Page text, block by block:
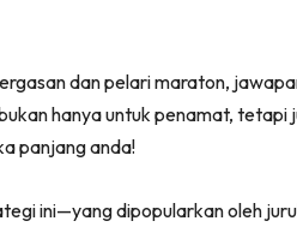
dan pelari maraton,
hanya untuk penamat, tetapi
panjang anda!
ini—yang dipopularkan oleh